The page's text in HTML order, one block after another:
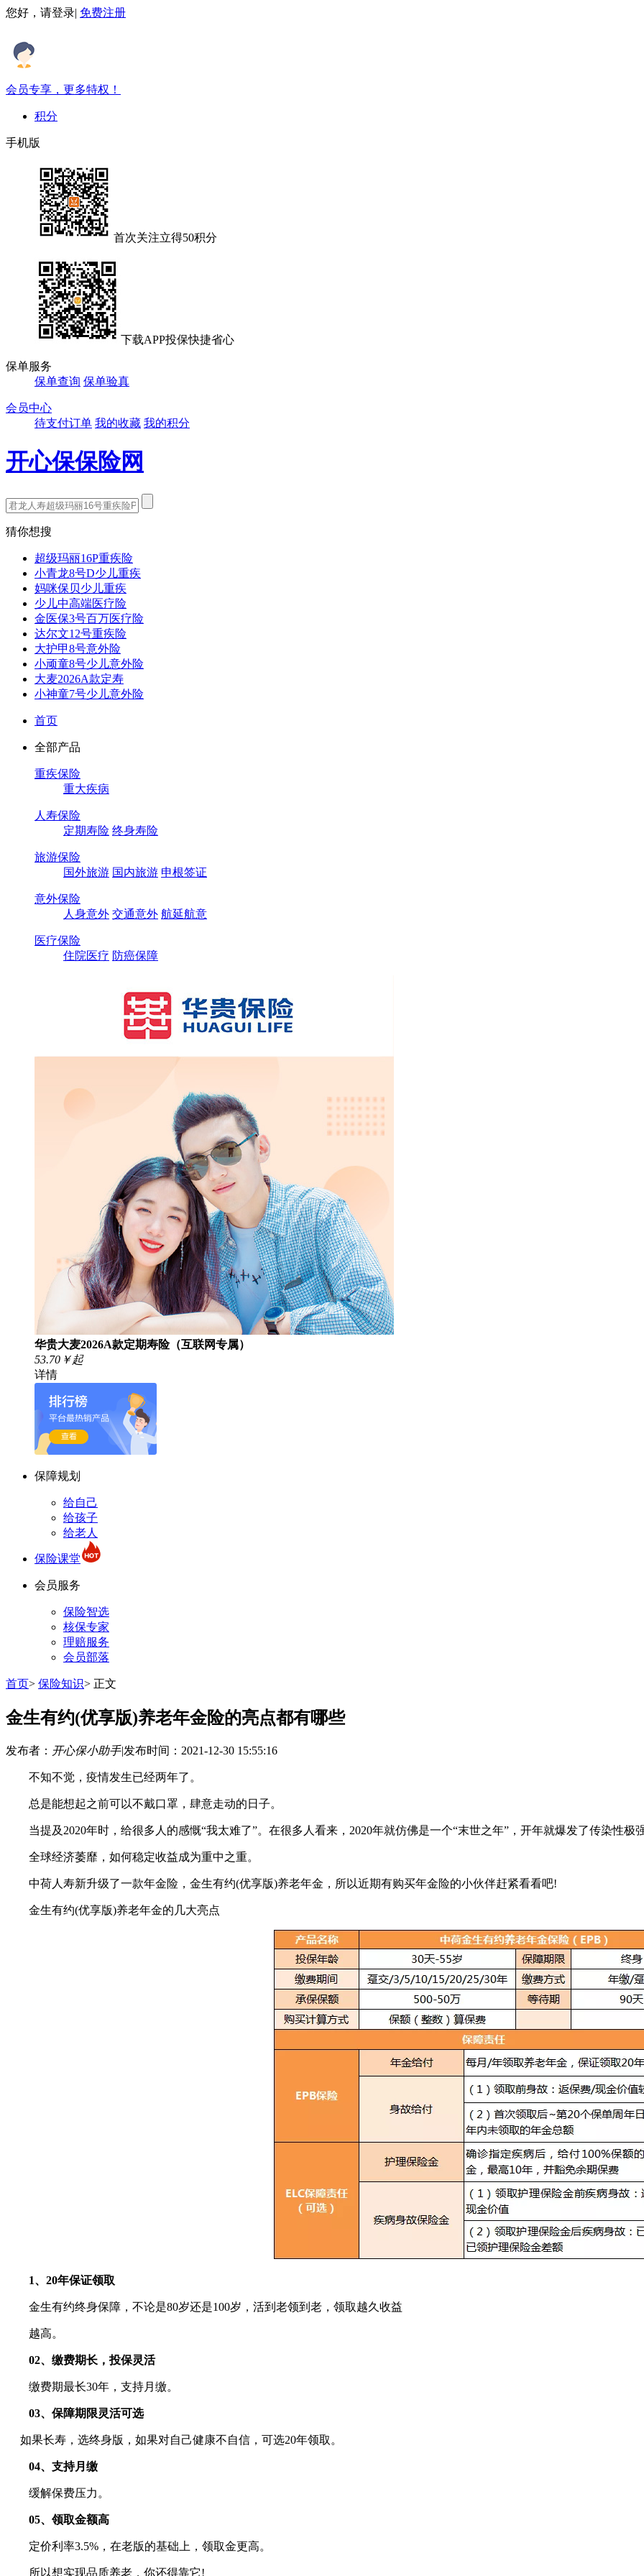
您好，请登录| 免费注册
会员专享，更多特权！
积分
手机版
首次关注立得50积分
下载APP投保快捷省心
保单服务
保单查询 保单验真
会员中心
待支付订单 我的收藏 我的积分
开心保保险网
猜你想搜
超级玛丽16P重疾险
小青龙8号D少儿重疾
妈咪保贝少儿重疾
少儿中高端医疗险
金医保3号百万医疗险
达尔文12号重疾险
大护甲8号意外险
小顽童8号少儿意外险
大麦2026A款定寿
小神童7号少儿意外险
首页
全部产品
重疾保险
重大疾病
人寿保险
定期寿险 终身寿险
旅游保险
国外旅游 国内旅游 申根签证
意外保险
人身意外 交通意外 航延航意
医疗保险
住院医疗 防癌保障
华贵大麦2026A款定期寿险（互联网专属）
53.70￥起
详情
保障规划
给自己
给孩子
给老人
保险课堂
会员服务
保险智选
核保专家
理赔服务
会员部落
首页> 保险知识> 正文
金生有约(优享版)养老年金险的亮点都有哪些
发布者： 开心保小助手|发布时间：2021-12-30 15:55:16
不知不觉，疫情发生已经两年了。
总是能想起之前可以不戴口罩，肆意走动的日子。
当提及2020年时，给很多人的感慨“我太难了”。在很多人看来，2020年就仿佛是一个“末世之年”，开年就爆发了传染性极
全球经济萎靡，如何稳定收益成为重中之重。
中荷人寿新升级了一款年金险，金生有约(优享版)养老年金，所以近期有购买年金险的小伙伴赶紧看看吧!
金生有约(优享版)养老年金的几大亮点
1、20年保证领取
金生有约终身保障，不论是80岁还是100岁，活到老领到老，领取越久收益
越高。
02、缴费期长，投保灵活
缴费期最长30年，支持月缴。
03、保障期限灵活可选
如果长寿，选终身版，如果对自己健康不自信，可选20年领取。
04、支持月缴
缓解保费压力。
05、 领取金额高
定价利率3.5%，在老版的基础上，领取金更高。
所以想实现品质养老，你还得靠它!